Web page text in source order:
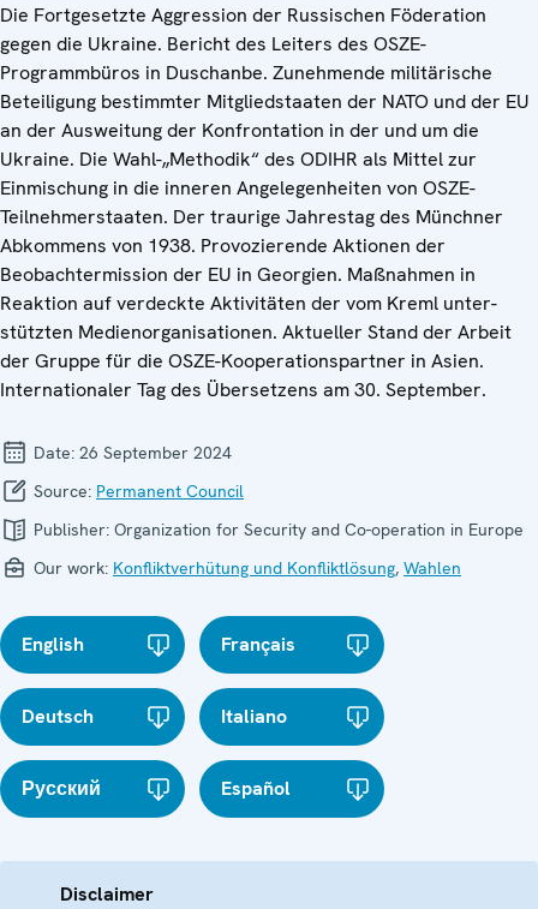
Die Fortgesetzte Aggression der Russischen Föderation
gegen die Ukraine. Bericht des Leiters des OSZE-
Programmbüros in Duschanbe. Zunehmende militärische
Beteiligung bestimmter Mitgliedstaaten der NATO und der EU
an der Ausweitung der Konfrontation in der und um die
Ukraine. Die Wahl-„Methodik“ des ODIHR als Mittel zur
Einmischung in die inneren Angelegenheiten von OSZE-
Teilnehmerstaaten. Der traurige Jahrestag des Münchner
Abkommens von 1938. Provozierende Aktionen der
Beobachtermission der EU in Georgien. Maßnahmen in
Reaktion auf verdeckte Aktivitäten der vom Kreml unter-
stützten Medienorganisationen. Aktueller Stand der Arbeit
der Gruppe für die OSZE-Kooperationspartner in Asien.
Internationaler Tag des Übersetzens am 30. September.
Date: 26 September 2024
Source: Permanent Council
Publisher: Organization for Security and Co-operation in Europe
Our work: Konfliktverhütung und Konfliktlösung, Wahlen
English Français
Deutsch Italiano
Русский Español
Disclaimer